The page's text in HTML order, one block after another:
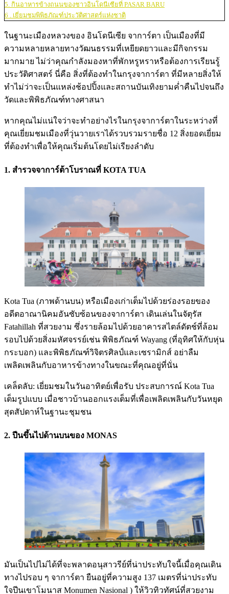
5. กินอาหารข้างถนนของชาวอินโดนีเซียที่ PASAR BARU
6 . เยี่ยมชมพิพิธภัณฑ์ประวัติศาสตร์แห่งชาติ
ในฐานะเมืองหลวงของ อินโดนีเซีย จาการ์ตา เป็นเมืองที่มี
ความหลายหลายทางวัฒนธรรมที่เหยียดยาวและมีกิจกรรม
มากมาย ไม่ว่าคุณกำลังมองหาที่พักหรูหราหรือต้องการเรียนรู้
ประวัติศาสตร์ นี่คือ สิ่งที่ต้องทำในกรุงจาการ์ตา ที่มีหลายสิ่งให้
ทำไม่ว่าจะเป็นแหล่งช้อปปิ้งและสถานบันเทิงยามค่ำคืนไปจนถึง
วัดและพิพิธภัณฑ์ทางศาสนา
หากคุณไม่แน่ใจว่าจะทำอย่างไรในกรุงจาการ์ตาในระหว่างที่
คุณเยี่ยมชมเมืองที่วุ่นวายเราได้รวบรวมรายชื่อ 12 สิ่งยอดเยี่ยม
ที่ต้องทำเพื่อให้คุณเริ่มต้นโดยไม่เรียงลำดับ
1. สำรวจจาการ์ต้าโบราณที่ KOTA TUA
Kota Tua (ภาพด้านบน) หรือเมืองเก่าเต็มไปด้วยร่องรอยของ
อดีตอาณานิคมอันซับซ้อนของจาการ์ตา เดินเล่นในจัตุรัส
Fatahillah ที่สวยงาม ซึ่งรายล้อมไปด้วยอาคารสไตล์ดัตช์ที่ล้อม
รอบไปด้วยสิ่งมหัศจรรย์เช่น พิพิธภัณฑ์ Wayang (ที่อุทิศให้กับหุ่น
กระบอก) และพิพิธภัณฑ์วิจิตรศิลป์และเซรามิกส์ อย่าลืม
เพลิดเพลินกับอาหารข้างทางในขณะที่คุณอยู่ที่นั่น
เคล็ดลับ: เยี่ยมชมในวันอาทิตย์เพื่อรับ ประสบการณ์ Kota Tua
เต็มรูปแบบ เมื่อชาวบ้านออกแรงเต็มที่เพื่อเพลิดเพลินกับวันหยุด
สุดสัปดาห์ในฐานะชุมชน
2. ปีนขึ้นไปด้านบนของ MONAS
มันเป็นไปไม่ได้ที่จะพลาดอนุสาวรีย์ที่น่าประทับใจนี้เมื่อคุณเดิน
ทางไปรอบ ๆ จาการ์ตา ยืนอยู่ที่ความสูง 137 เมตรที่น่าประทับ
ใจปีนเขาโมนาส Monumen Nasional ) ให้วิวทิวทัศน์ที่สวยงาม